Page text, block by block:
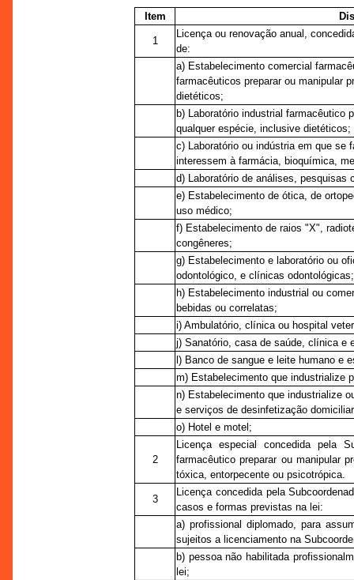
Item
1
Licença ou renovação anual,
de:
a) Estabelecimento comercial
farmacêuticos preparar ou manipular
dietéticos;
b) Laboratório industrial farmacêutico
qualquer espécie, inclusive dietéticos;
c) Laboratório ou indústria em que se
interessem à farmácia, bioquímica,
d) Laboratório de análises, pesquisas
e) Estabelecimento de ótica, de
uso médico;
f) Estabelecimento de raios "X",
congêneres;
g) Estabelecimento e laboratório ou
odontológico, e clínicas odontológicas;
h) Estabelecimento industrial ou
bebidas ou correlatas;
i) Ambulatório, clínica ou hospital
j) Sanatório, casa de saúde, clínica e
l) Banco de sangue e leite humano e
m) Estabelecimento que industrialize
n) Estabelecimento que industrialize
e serviços de desinfetização
o) Hotel e motel;
2
Licença especial concedida pela
farmacêutico preparar ou manipular
tóxica, entorpecente ou psicotrópica.
3
Licença concedida pela
casos e formas previstas na lei:
a) profissional diplomado, para
sujeitos a licenciamento na
b) pessoa não habilitada
lei;